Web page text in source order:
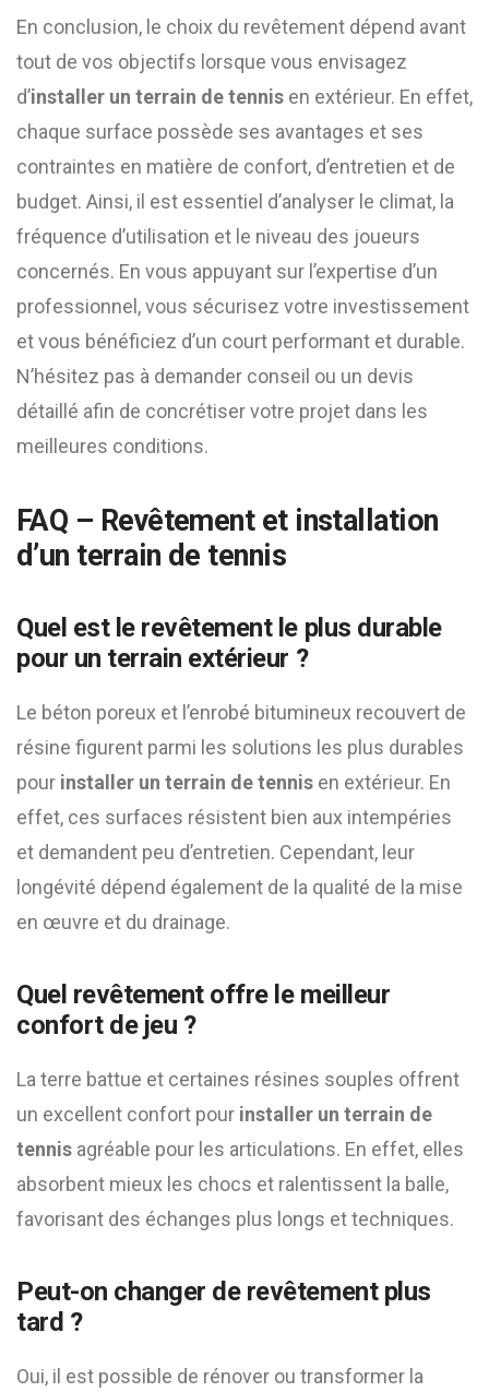
En conclusion, le choix du revêtement dépend avant
tout de vos objectifs lorsque vous envisagez
d’installer un terrain de tennis en extérieur. En effet,
chaque surface possède ses avantages et ses
contraintes en matière de confort, d’entretien et de
budget. Ainsi, il est essentiel d’analyser le climat, la
fréquence d’utilisation et le niveau des joueurs
concernés. En vous appuyant sur l’expertise d’un
professionnel, vous sécurisez votre investissement
et vous bénéficiez d’un court performant et durable.
N’hésitez pas à demander conseil ou un devis
détaillé afin de concrétiser votre projet dans les
meilleures conditions.
FAQ – Revêtement et installation
d’un terrain de tennis
Quel est le revêtement le plus durable
pour un terrain extérieur ?
Le béton poreux et l’enrobé bitumineux recouvert de
résine figurent parmi les solutions les plus durables
pour installer un terrain de tennis en extérieur. En
effet, ces surfaces résistent bien aux intempéries
et demandent peu d’entretien. Cependant, leur
longévité dépend également de la qualité de la mise
en œuvre et du drainage.
Quel revêtement offre le meilleur
confort de jeu ?
La terre battue et certaines résines souples offrent
un excellent confort pour installer un terrain de
tennis agréable pour les articulations. En effet, elles
absorbent mieux les chocs et ralentissent la balle,
favorisant des échanges plus longs et techniques.
Peut-on changer de revêtement plus
tard ?
Oui, il est possible de rénover ou transformer la